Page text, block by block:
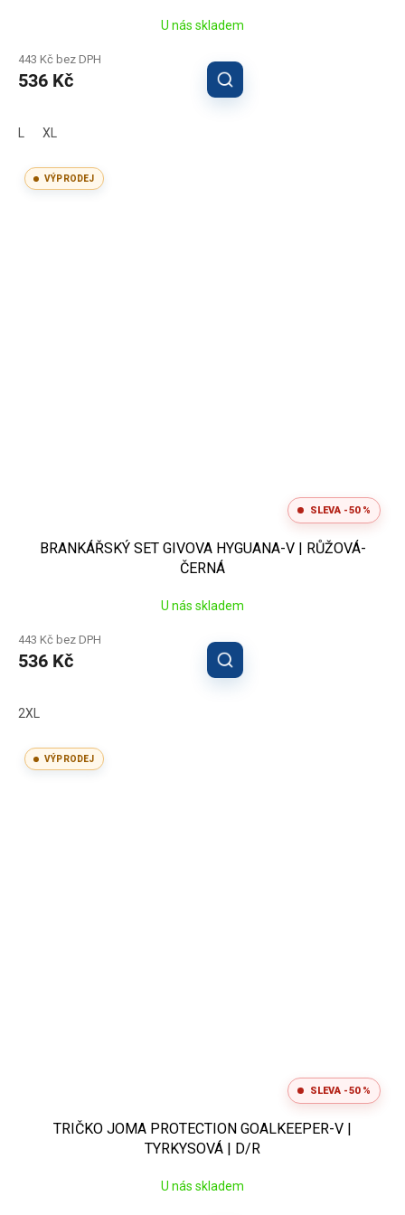
U nás skladem
443 Kč bez DPH
536 Kč
XL
VÝPRODEJ
SLEVA -50 %
BRANKÁŘSKÝ SET GIVOVA HYGUANA-V | RŮŽOVÁ-
ČERNÁ
U nás skladem
443 Kč bez DPH
536 Kč
2XL
VÝPRODEJ
SLEVA -50 %
TRIČKO JOMA PROTECTION GOALKEEPER-V |
TYRKYSOVÁ | D/R
U nás skladem